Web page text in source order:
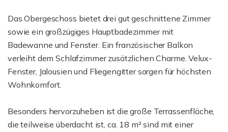
Das Obergeschoss bietet drei gut geschnittene Zimmer
sowie ein großzügiges Hauptbadezimmer mit
Badewanne und Fenster. Ein französischer Balkon
verleiht dem Schlafzimmer zusätzlichen Charme. Velux-
Fenster, Jalousien und Fliegengitter sorgen für höchsten
Wohnkomfort.
Besonders hervorzuheben ist die große Terrassenfläche,
die teilweise überdacht ist, ca. 18 m² sind mit einer